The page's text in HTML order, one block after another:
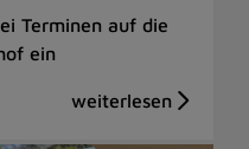
Terminen auf die
ein